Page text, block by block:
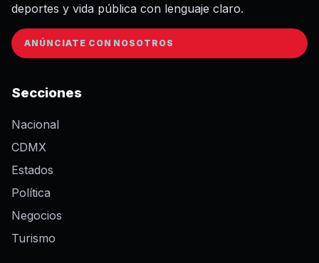
deportes y vida pública con lenguaje claro.
ANÚNCIATE CON NOSOTROS
Secciones
Nacional
CDMX
Estados
Política
Negocios
Turismo